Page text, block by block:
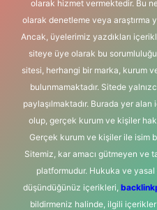
olarak hizmet vermektedir. Bu
olarak denetleme veya araştırma
Ancak, üyelerimiz yazdıkları
siteye üye olarak bu
sitesi, herhangi bir marka, kurum
bulunmamaktadır. Sitede
paylaşılmaktadır. Burada yer
olup, gerçek kurum ve kişiler
Gerçek kurum ve kişiler ile isim
Sitemiz, kar amacı gütmeyen ve
platformudur. Hukuka ve yasal
düşündüğünüz içerikleri,
bildirmeniz halinde, ilgili